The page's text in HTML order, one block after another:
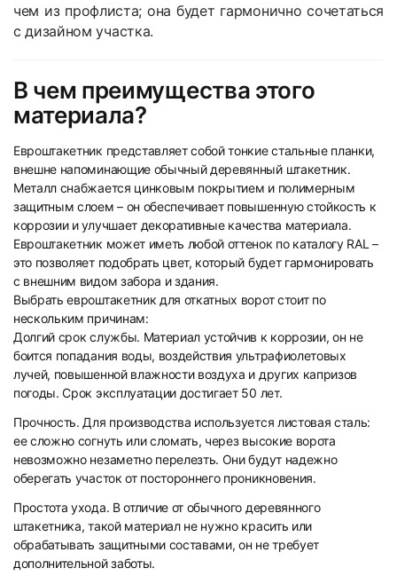
чем из профлиста; она будет гармонично сочетаться
с дизайном участка.
В чем преимущества этого
материала?
Евроштакетник представляет собой тонкие стальные планки,
внешне напоминающие обычный деревянный штакетник.
Металл снабжается цинковым покрытием и полимерным
защитным слоем – он обеспечивает повышенную стойкость к
коррозии и улучшает декоративные качества материала.
Евроштакетник может иметь любой оттенок по каталогу RAL –
это позволяет подобрать цвет, который будет гармонировать
с внешним видом забора и здания.
Выбрать евроштакетник для откатных ворот стоит по
нескольким причинам:
Долгий срок службы. Материал устойчив к коррозии, он не
боится попадания воды, воздействия ультрафиолетовых
лучей, повышенной влажности воздуха и других капризов
погоды. Срок эксплуатации достигает 50 лет.
Прочность. Для производства используется листовая сталь:
ее сложно согнуть или сломать, через высокие ворота
невозможно незаметно перелезть. Они будут надежно
оберегать участок от постороннего проникновения.
Простота ухода. В отличие от обычного деревянного
штакетника, такой материал не нужно красить или
обрабатывать защитными составами, он не требует
дополнительной заботы.